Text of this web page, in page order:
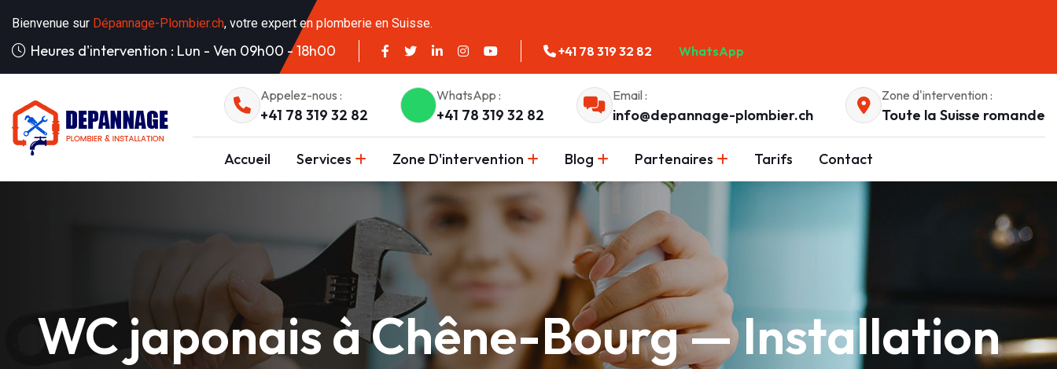
Bienvenue sur Dépannage-Plombier.ch, votre expert en plomberie en Suisse.
Heures d'intervention : Lun - Ven 09h00 - 18h00 +41 78 319 32 82 WhatsApp
Appelez-nous :
+41 78 319 32 82
WhatsApp :
+41 78 319 32 82
Email :
info@depannage-plombier.ch
Zone d'intervention :
Toute la Suisse romande
Accueil Services Zone D'intervention Blog Partenaires Tarifs Contact
WC japonais à Chêne-Bourg — Installation